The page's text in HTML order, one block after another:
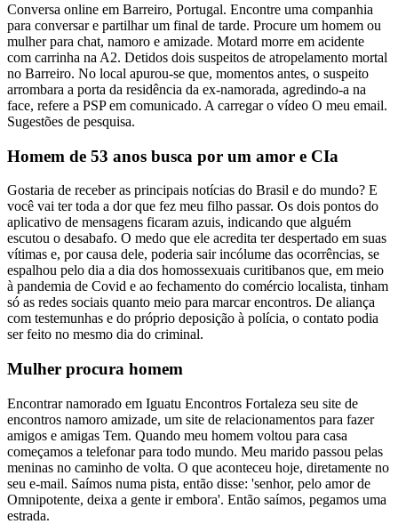
Conversa online em Barreiro, Portugal. Encontre uma companhia
para conversar e partilhar um final de tarde. Procure um homem ou
mulher para chat, namoro e amizade. Motard morre em acidente
com carrinha na A2. Detidos dois suspeitos de atropelamento mortal
no Barreiro. No local apurou-se que, momentos antes, o suspeito
arrombara a porta da residência da ex-namorada, agredindo-a na
face, refere a PSP em comunicado. A carregar o vídeo O meu email.
Sugestões de pesquisa.
Homem de 53 anos busca por um amor e CIa
Gostaria de receber as principais notícias do Brasil e do mundo? E
você vai ter toda a dor que fez meu filho passar. Os dois pontos do
aplicativo de mensagens ficaram azuis, indicando que alguém
escutou o desabafo. O medo que ele acredita ter despertado em suas
vítimas e, por causa dele, poderia sair incólume das ocorrências, se
espalhou pelo dia a dia dos homossexuais curitibanos que, em meio
à pandemia de Covid e ao fechamento do comércio localista, tinham
só as redes sociais quanto meio para marcar encontros. De aliança
com testemunhas e do próprio deposição à polícia, o contato podia
ser feito no mesmo dia do criminal.
Mulher procura homem
Encontrar namorado em Iguatu Encontros Fortaleza seu site de
encontros namoro amizade, um site de relacionamentos para fazer
amigos e amigas Tem. Quando meu homem voltou para casa
começamos a telefonar para todo mundo. Meu marido passou pelas
meninas no caminho de volta. O que aconteceu hoje, diretamente no
seu e-mail. Saímos numa pista, então disse: 'senhor, pelo amor de
Omnipotente, deixa a gente ir embora'. Então saímos, pegamos uma
estrada.